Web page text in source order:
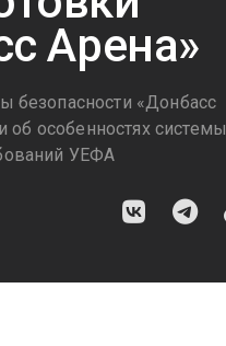
Арена»
безопасности «Донбасс
об особенностях системы
УЕФА